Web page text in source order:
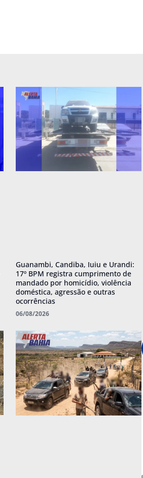
Guanambi, Candiba, Iuiu e Urandi:
17º BPM registra cumprimento de
mandado por homicídio, violência
doméstica, agressão e outras
ocorrências
06/08/2026